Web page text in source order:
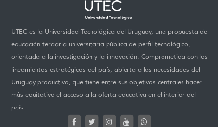
UTEC es la Universidad Tecnológica del Uruguay, una propuesta de
educación terciaria universitaria pública de perfil tecnológico,
orientada a la investigación y la innovación. Comprometida con los
lineamientos estratégicos del país, abierta a las necesidades del
Uruguay productivo, que tiene entre sus objetivos centrales hacer
más equitativo el acceso a la oferta educativa en el interior del
país.